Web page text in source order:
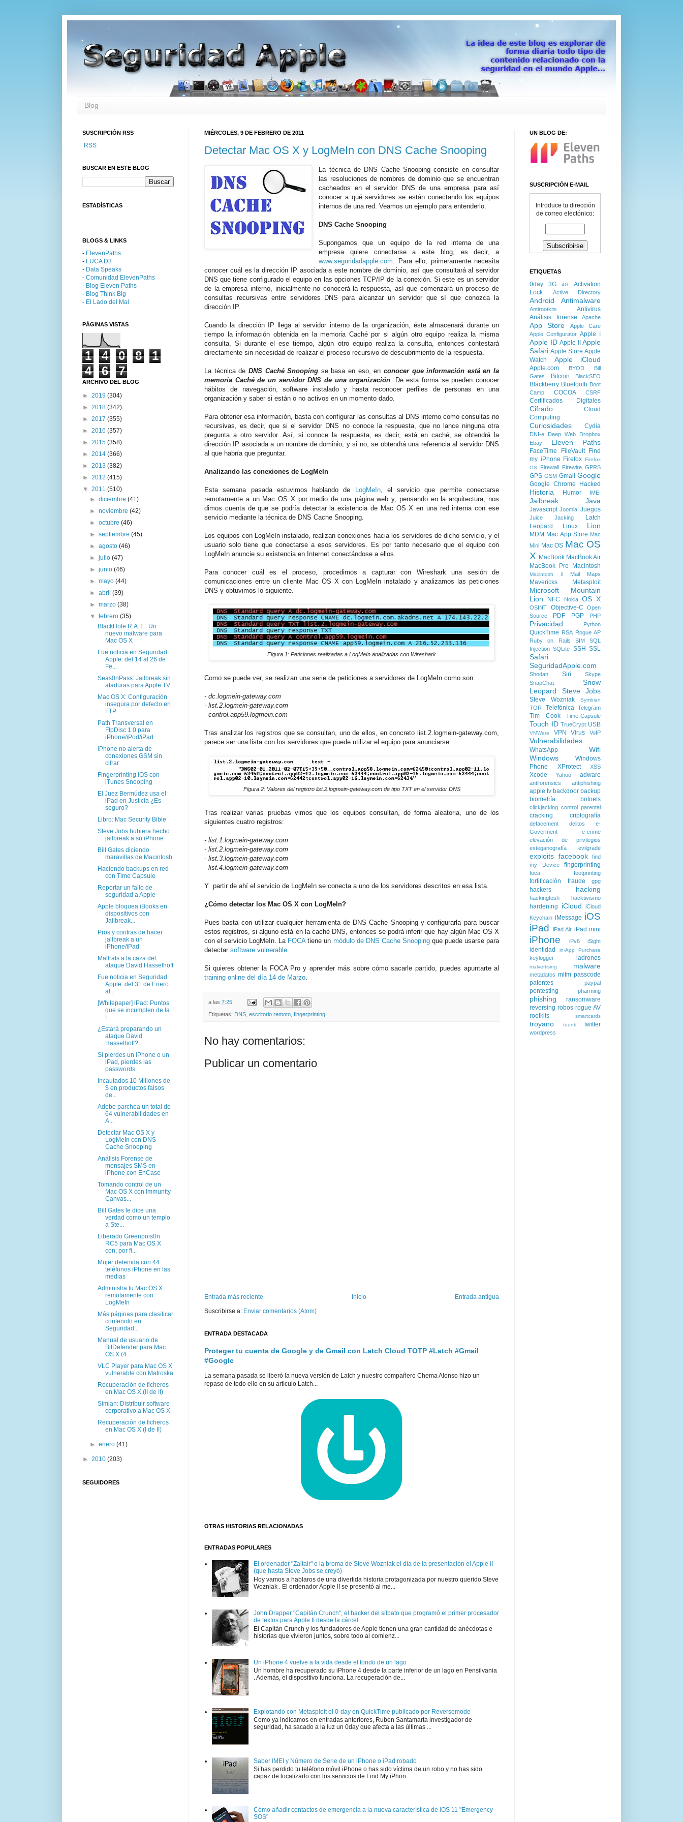
Blog
MIÉRCOLES, 9 DE FEBRERO DE 2011
Detectar Mac OS X y LogMeIn con DNS Cache Snooping
La técnica de DNS Cache Snooping consiste en consultar
las resoluciones de nombres de dominio que se encuentran
cacheados en el servidor DNS de una empresa para así
conocer a qué servidores se están conectando los equipos
internos de una red. Veamos un ejemplo para entenderlo.
DNS Cache Snooping
Supongamos que un equipo de la red interna de una
empresa quiere conectarse a este blog, es decir, a
www.seguridadapple.com. Para ello, primeramente necesita
conocer cuál es la dirección IP asociada a este nombre de dominio, así que consultará al servidor
DNS que tiene configurado el equipo en las opciones TCP/IP de la conexión. Si este es un servidor
de la empresa interno, inicialmente no conocerá la respuesta, así que comenzará un proceso de
consultas recursivas entre servidores DNS para alcanzar un servidor que sí que conozca la
dirección IP.
Cuando la dirección IP llega al servidor interno de la organización, éste almacenará durante un
tiempo la información obtenida en la memoria Caché por si algún otro equipo realiza la misma
consulta. Si durante el ese tiempo, algún otro equipo realiza la consulta, entonces contestará
directamente sin necesidad de realizar el proceso recursivo de descubrimiento de la respuesta.
La técnica de DNS Caché Snooping se basa en eso, en conocer que información está en la
memoria Caché de un servidor DNS de una organización. De esta forma se pueden conocer
hábitos de navegación, software instalado y hasta reconocer perfiles de personas en una
organización y saber si están o no activos en un momento dado.
Para obtener esa información, basta con configurar las consultas al DNS interno como consultas no
recursivas, es decir, que si el servidor DNS no conoce la respuesta, que no lance ninguna otra
pregunta a otro servidor. Así, si conoce la respuesta, es decir, está en caché, se obtendrá la
dirección IP asociada a un nombre de dominio, y si no, se obtendrá una referencia al servidor DNS
al que habría que preguntar.
Analizando las conexiones de LogMeIn
Esta semana pasada estuvimos hablando de LogMeIn, el servicio que permite conectarse
remotamente a un Mac OS X por medio de una página web y, pensando en la arquitectura, nos
dimos cuenta de que se podría detectar la existencia de Mac OS X en una red interna con ese
servicio mediante la técnica de DNS Cache Snooping.
Los equipos con LogMeIn instalado, realizan conexiones hacia los servidores de dicho servicio, y el
usuario solo tiene que conectarse a esos servidores. Es por tanto necesario que el equipo con
LogMeIn anuncie su existencia en Internet conectándose a ellos.
Para conocer cuál es el proceso, procedimos a capturar con Wireshark una sesión de
comunicaciones entre un cliente Mac OS X con LogMeIn instalado y analizamos las peticiones
DNS y obtuvimos lo siguiente.
Figura 1: Peticiones realizadas a LogMeIn analizadas con Wireshark
Como se puede ver, se realizan una serie de peticiones a servidores de LogMeIn como son:
- dc.logmein-gateway.com
- list.2.logmein-gateway.com
- control.app59.logmein.com
Tras analizar los registros que se consultan, uno de ellos, en concreto list.2.logmein-gateway.com,
parece ser una lista con los servidores que puede utilizar el equipo para anunciarse.
Figura 2: Valores del registro list.2.logmein-gateway.com de tipo TXT en el servidor DNS
Tras realizar varias pruebas vimos que los equipos consultan, de forma aleatoria, uno de los
siguientes cuatro registros:
- list.1.logmein-gateway.com
- list.2.logmein-gateway.com
- list.3.logmein-gateway.com
- list.4.logmein-gateway.com
Y partir de ahí el servicio de LogMeIn se conecta a uno de los servidores descritos en esa lista.
¿Cómo detectar los Mac OS X con LogMeIn?
Pues basta con utilizar cualquier herramienta de DNS Cache Snooping y configurarla para buscar
estos registros, si alguno está en la caché DNS, entonces se podrá inferir que hay algún Mac OS X
con el servicio LogMeIn. La FOCAtiene un módulo de DNS Cache Snoopingque puede usarse para
detectar software vulnerable
Si quieres obtener la FOCA Pro y aprender más sobre cómo sacarle partido, puedes apuntarte al
training online del día 14 de Marzo
a las 7:25
Etiquetas: DNS escritorio remoto fingerprinting
No hay comentarios:
Publicar un comentario
Entrada más reciente Entrada antigua
Inicio
Suscribirse a: Enviar comentarios (Atom)
ENTRADA DESTACADA
Proteger tu cuenta de Google y de Gmail con Latch Cloud TOTP #Latch #Gmail
#Google
La semana pasada se liberó la nueva versión de Latch y nuestro compañero Chema Alonso hizo un
repaso de todo ello en su artículo Latch...
OTRAS HISTORIAS RELACIONADAS
ENTRADAS POPULARES
El ordenador "Zaltair" o la broma de Steve Wozniak el día de la presentación el Apple II
(que hasta Steve Jobs se creyó)
Hoy vamos a hablaros de una divertida historia protagonizada por nuestro querido Steve
Wozniak . El ordenador Apple II se presentó al me...
John Drapper "Capitán Crunch", el hacker del silbato que programó el primer procesador
de textos para Apple II desde la cárcel
El Capitán Crunch y los fundadores de Apple tienen una gran cantidad de anécdotas e
historias que vivieron juntos, sobre todo al comienz...
Un iPhone 4 vuelve a la vida desde el fondo de un lago
Un hombre ha recuperado su iPhone 4 desde la parte inferior de un lago en Pensilvania
. Además, el dispositivo funciona. La recuperación de...
Explotando con Metasploit el 0-day en QuickTime publicado por Reversemode
Como ya indicamos en entradas anteriores, Ruben Santamarta investigador de
seguridad, ha sacado a la luz un 0day que afecta a las últimas ...
Saber IMEI y Número de Serie de un iPhone o iPad robado
Si has perdido tu teléfono móvil iPhone o has sido víctima de un robo y no has sido
capaz de localizarlo con los servicios de Find My iPhon...
Cómo añadir contactos de emergencia a la nueva característica de iOS 11 "Emergency
SOS"
SUSCRIPCIÓN RSS
RSS
BUSCAR EN ESTE BLOG
ESTADÍSTICAS
BLOGS & LINKS
- ElevenPaths
- LUCA D3
- Data Speaks
- Comunidad ElevenPaths
- Blog Eleven Paths
- Blog Think Big
- El Lado del Mal
PÁGINAS VISTAS
1 4 0 8
1
4
6 7
ARCHIVO DEL BLOG
► 2019 (304)
► 2018 (342)
► 2017 (355)
► 2016 (357)
► 2015 (358)
► 2014 (366)
► 2013 (382)
► 2012 (415)
▼ 2011 (510)
►diciembre(41)
►noviembre(42)
►octubre(46)
►septiembre(45)
►agosto(46)
►julio(47)
►junio(46)
►mayo(44)
►abril(39)
►marzo(38)
▼febrero(35)
BlackHole R.A.T. : Un
nuevo malware para
Mac OS X
Fue noticia en Seguridad
Apple: del 14 al 26 de
Fe...
Seas0nPass: Jailbreak sin
ataduras para Apple TV
Mac OS X: Configuración
insegura por defecto en
FTP
Path Transversal en
FtpDisc 1.0 para
iPhone/iPod/iPad
iPhone no alerta de
conexiones GSM sin
cifrar
Fingerprinting iOS con
iTunes Snooping
El Juez Bermúdez usa el
iPad en Justicia ¿Es
seguro?
Libro: Mac Security Bible
Steve Jobs hubiera hecho
jailbreak a su iPhone
Bill Gates diciendo
maravillas de Macintosh
Haciendo backups en red
con Time Capsule
Reportar un fallo de
seguridad a Apple
Apple bloquea iBooks en
dispositivos con
Jailbreak...
Pros y contras de hacer
jailbreak a un
iPhone/iPad
Mallrats a la caza del
ataque David Hasselhoff
Fue noticia en Seguridad
Apple: del 31 de Enero
al...
[Whitepaper] iPad: Puntos
que se incumplen de la
L...
¿Estará preparando un
ataque David
Hasselhoff?
Si pierdes un iPhone o un
iPad, pierdes las
passwords
Incautados 10 Millones de
$ en productos falsos
de...
Adobe parchea un total de
64 vulnerabilidades en
A...
Detectar Mac OS X y
LogMeIn con DNS
Cache Snooping
Análisis Forense de
mensajes SMS en
iPhone con EnCase
Tomando control de un
Mac OS X con Immunity
Canvas...
Bill Gates le dice una
verdad como un templo
a Ste...
Liberado Greenpois0n
RC5 para Mac OS X
con, por fi...
Mujer detenida con 44
teléfonos iPhone en las
medias
Administra tu Mac OS X
remotamente con
LogMeIn
Más páginas para clasificar
contenido en
Seguridad...
Manual de usuario de
BitDefender para Mac
OS X (4 ...
VLC Player para Mac OS X
vulnerable con Matroska
Recuperación de ficheros
en Mac OS X (II de II)
Simian: Distribuir software
corporativo a Mac OS X
Recuperación de ficheros
en Mac OS X (I de II)
►enero(41)
► 2010 (203)
SEGUIDORES
UN BLOG DE:
SUSCRIPCIÓN E-MAIL
Introduce tu dirección
de correo electónico:
ETIQUETAS
0day 3G 4G
Activation
Lock
Active Directory
Android Antimalware
Antirootkits
Antivirus
Análisis forense
Apache
App Store
Apple Care
Apple Configurator Apple I
Apple ID Apple II
Apple
Safari Apple Store Apple
Watch
Apple iCloud
Apple.com BYOD
Bill
Gates
Bitcoin BlackSEO
Blackberry Bluetooth Boot
Camp
COCOA CSRF
Certificados Digitales
Cifrado
Cloud
Computing
Curiosidades Cydia
DNI-e Deep Web
Dropbox
Ebay
Eleven Paths
FaceTime FileVault
Find
my iPhone Firefox Firefox
OS
Firewall Firewire GPRS
GPS GSM Gmail Google
Google Chrome Hacked
Historia Humor IMEI
Jailbreak Java
Javascript Joomla! Juegos
Juice Jacking
Latch
Leopard
Linux Lion
MDM Mac App Store Mac
Mini Mac OS Mac OS
X MacBook MacBook Air
MacBook Pro
Macintosh
Macintosh II Mail Maps
Mavericks Metasploit
Microsoft
Mountain
Lion
NFC Nokia OS X
OSINT Objective-C
Open
Source
PDF PGP PHP
Privacidad Python
QuickTime RSA Rogue AP
Ruby on Rails
SIM
SQL
Injection SQLite SSH SSL
Safari
SeguridadApple.com
Shodan Siri
Skype
SnapChat
Snow
Leopard
Steve Jobs
Steve Wozniak Symbian
TOR Telefónica Telegram
Tim Cook Time-Capsule
Touch ID TrueCrypt USB
VMWare VPN Virus VoIP
Vulnerabilidades
WhatsApp
Wifi
Windows
Windows
Phone
XProtect XSS
Xcode Yahoo adware
antiforensics antiphishing
apple tv backdoor backup
biometría
botnets
clickjacking control parental
cracking criptografía
defacement delitos
e-
Goverment
e-crime
elevación de privilegios
esteganografía
evilgrade
exploits facebook
find
my Device
fingerprinting
foca footprinting
fortificación fraude gpg
hackers hacking
hackingtosh hacktivismo
hardening iCloud
iCloud
Keychain iMessage iOS
iPad
iPad Air iPad mini
iPhone iPv6 iSight
identidad in-App Purchase
keylogger ladrones
malvertising malware
metadatos mitm passcode
patentes
paypal
pentesting pharming
phishing
ransomware
reversing robos rogue AV
rootkits
smartcards
troyano tuenti twitter
wordpress